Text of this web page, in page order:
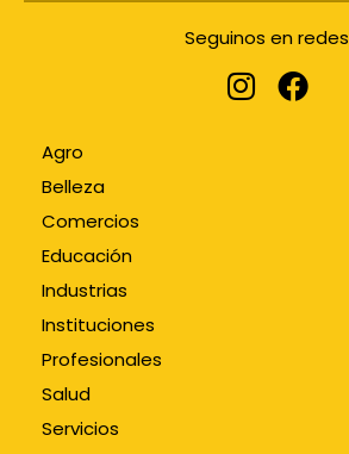
Seguinos en redes
Agro
Belleza
Comercios
Educación
Industrias
Instituciones
Profesionales
Salud
Servicios